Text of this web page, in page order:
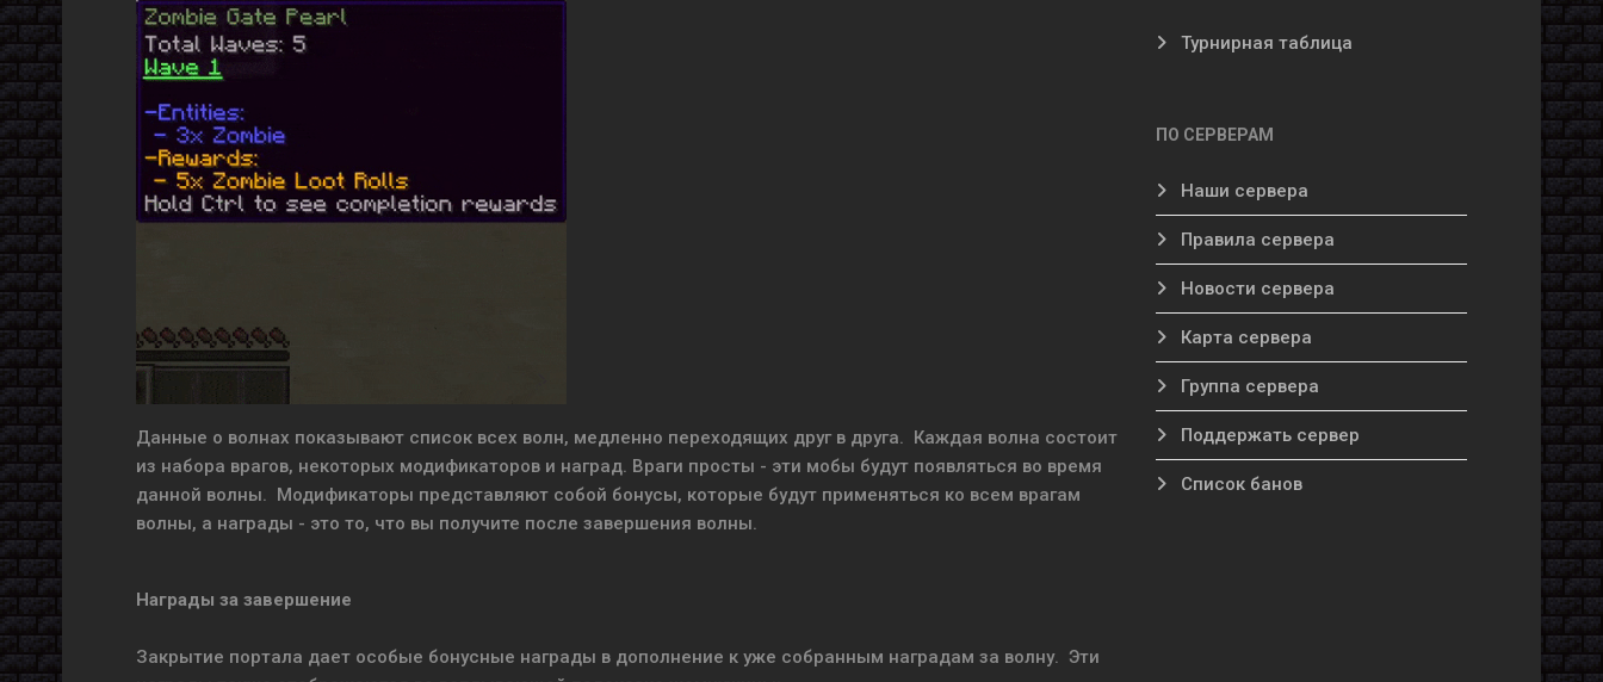
Данные о волнах показывают список всех волн, медленно переходящих друг в друга. Каждая волна состоит
из набора врагов, некоторых модификаторов и наград. Враги просты - эти мобы будут появляться во время
данной волны. Модификаторы представляют собой бонусы, которые будут применяться ко всем врагам
волны, а награды - это то, что вы получите после завершения волны.
Награды за завершение
Закрытие портала дает особые бонусные награды в дополнение к уже собранным наградам за волну. Эти
Турнирная таблица
ПО СЕРВЕРАМ
Наши сервера
Правила сервера
Новости сервера
Карта сервера
Группа сервера
Поддержать сервер
Список банов